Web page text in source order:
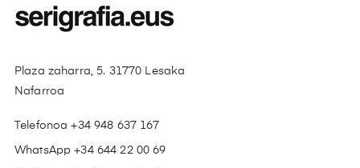
Plaza zaharra, 5. 31770 Lesaka
Nafarroa
Telefonoa +34 948 637 167
WhatsApp +34 644 22 00 69